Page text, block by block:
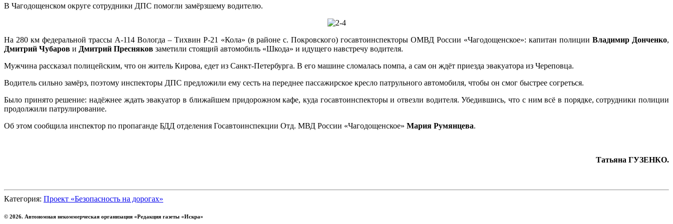
В Чагодощенском округе сотрудники ДПС помогли замёрзшему водителю.
На 280 км федеральной трассы А-114 Вологда – Тихвин Р-21 «Кола» (в районе с. Покровского) госавтоинспекторы ОМВД России «Чагодощенское»: капитан полицииВладимир Донченко,
Дмитрий Чубаров и Дмитрий Пресняков заметили стоящий автомобиль «Шкода» и идущего навстречу водителя.
Мужчина рассказал полицейским, что он житель Кирова, едет из Санкт-Петербурга. В его машине сломалась помпа, а сам он ждёт приезда эвакуатора из Череповца.
Водитель сильно замёрз, поэтому инспекторы ДПС предложили ему сесть на переднее пассажирское кресло патрульного автомобиля, чтобы он смог быстрее согреться.
Было принято решение: надёжнее ждать эвакуатор в ближайшем придорожном кафе, куда госавтоинспекторы и отвезли водителя. Убедившись, что с ним всё в порядке, сотрудники полиции
продолжили патрулирование.
Об этом сообщила инспектор по пропаганде БДД отделения Госавтоинспекции Отд. МВД России «Чагодощенское» Мария Румянцева.
Татьяна ГУЗЕНКО.
Категория: Проект «Безопасность на дорогах»
© 2026. Автономная некоммерческая организация «Редакция газеты «Искра»